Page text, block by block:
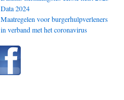
Data 2024
Maatregelen voor burgerhulpverleners
in verband met het coronavirus